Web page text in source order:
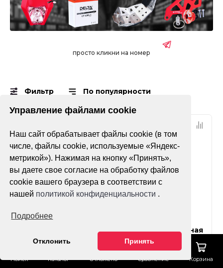
Управление файлами cookie
Наш сайт обрабатывает файлы cookie (в том
числе, файлы cookie, используемые «Яндекс-
метрикой»). Нажимая на кнопку «Принять»,
вы даете свое согласие на обработку файлов
cookie вашего браузера в соответствии с
нашей политикой конфиденциальности .
Подробнее
Отклонить Принять
Поиск Каталог Отложено Сравнение Корзина
просто кликни на номер
Фильтр По популярности
Motul 300V 4T FL Road
Racing SAE 15w50 (1л.)
Жидкость тормозная
Motul DOT 5.1 BF 0.5л